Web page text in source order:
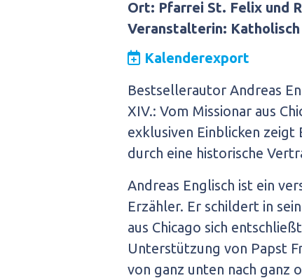
Ort: Pfarrei St. Felix und
Veranstalterin:
Kalenderexport
Bestsellerautor Andreas
XIV.: Vom Missionar aus
exklusiven Einblicken zeigt
durch eine historische
Andreas Englisch ist ein
Erzähler. Er schildert in
aus Chicago sich
Unterstützung von Papst
von ganz unten nach ganz